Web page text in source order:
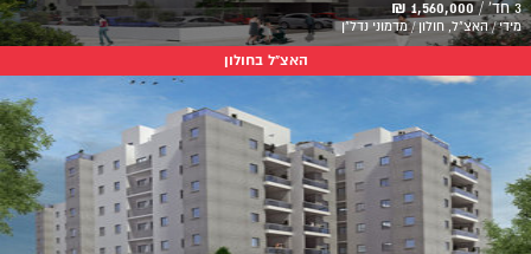
3 חד' / 1,560,000 ₪
מידי / האצ"ל, חולון / מדמוני נדל"ן
האצ"ל בחולון